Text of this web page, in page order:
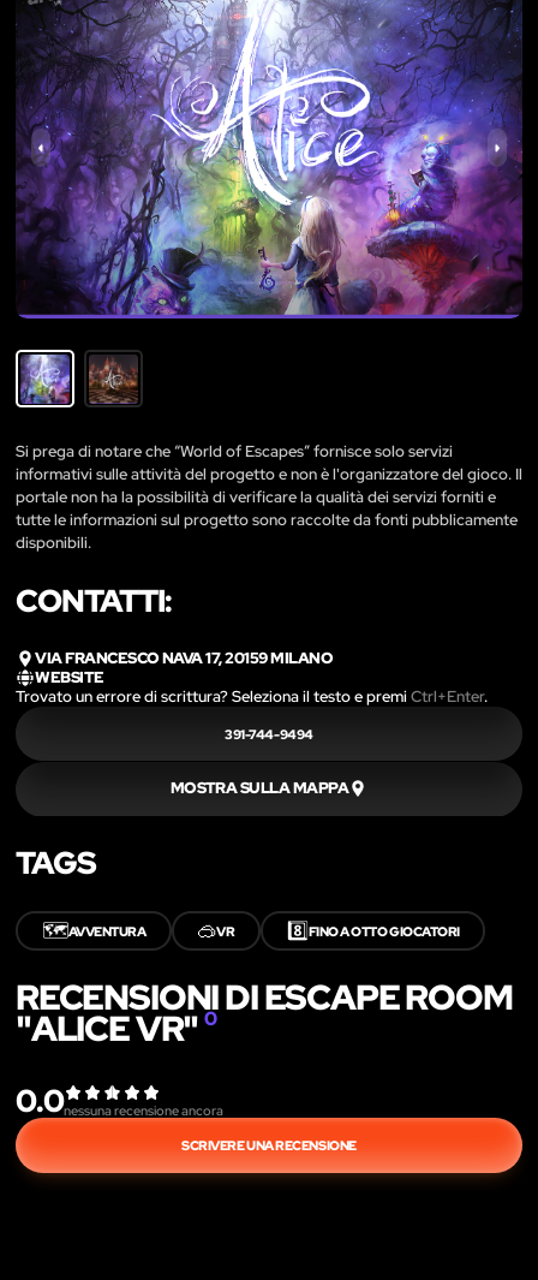
Si prega di notare che “World of Escapes” fornisce solo servizi
informativi sulle attività del progetto e non è l'organizzatore del gioco. Il
portale non ha la possibilità di verificare la qualità dei servizi forniti e
tutte le informazioni sul progetto sono raccolte da fonti pubblicamente
disponibili.
CONTATTI:
VIA FRANCESCO NAVA 17, 20159 MILANO
WEBSITE
Trovato un errore di scrittura? Seleziona il testo e premiCtrl+Enter.
391-744-9494
MOSTRA SULLA MAPPA
TAGS
🗺️AVVENTURA 🥽VR 8️⃣FINO A OTTO GIOCATORI
RECENSIONI DI ESCAPE ROOM
"ALICE VR"0
0.0nessuna recensione ancora
SCRIVERE UNA RECENSIONE